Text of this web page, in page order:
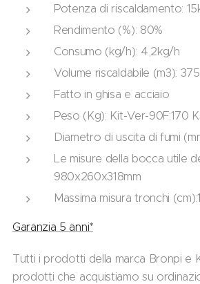
Potenza di riscaldamento:
Rendimento (%): 80%
Consumo (kg/h): 4,2kg/h
Volume riscaldabile (m3):
Fatto in ghisa e acciaio
Peso (Kg): Kit-Ver-90F:170
Diametro di uscita di fumi
Le misure della bocca utile
980x260x318mm
Massima misura tronchi
Garanzia 5 anni*
Tutti i prodotti della marca Bronpi e
prodotti che acquistiamo su